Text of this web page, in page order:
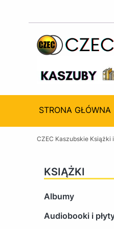
STRONA GŁÓWNA
CZEC Kaszubskie
KSIĄŻKI
Albumy
Audiobooki i